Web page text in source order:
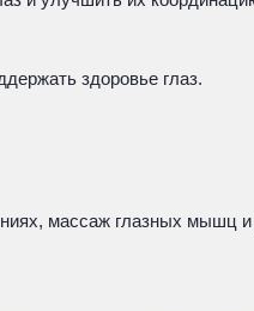
здоровье глаз.
массаж глазных мышц и